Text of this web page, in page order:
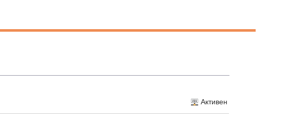
Активен